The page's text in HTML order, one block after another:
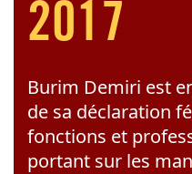
2017
Burim Demiri est
de sa déclaration
fonctions et
portant sur les